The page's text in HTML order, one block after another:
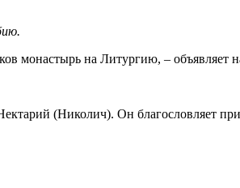
монастырь на Литургию, –
(Николич). Он благословляет